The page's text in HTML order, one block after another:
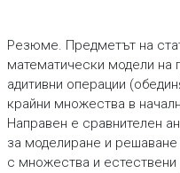
Резюме. Предметът на
математически модели на
адитивни операции
крайни множества в
Направен е сравнителен
за моделиране и решаване
с множества и естествени